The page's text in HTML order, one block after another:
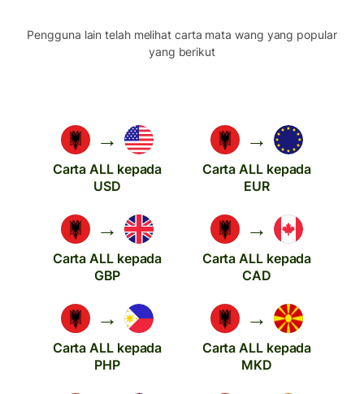
Pengguna lain telah melihat carta mata wang yang popular
yang berikut
→
Carta ALL kepada
USD
→
Carta ALL kepada
EUR
→
Carta ALL kepada
GBP
→
Carta ALL kepada
CAD
→
Carta ALL kepada
PHP
→
Carta ALL kepada
MKD